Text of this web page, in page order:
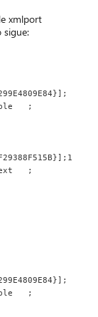
xmlport
sigue:
;
;
;